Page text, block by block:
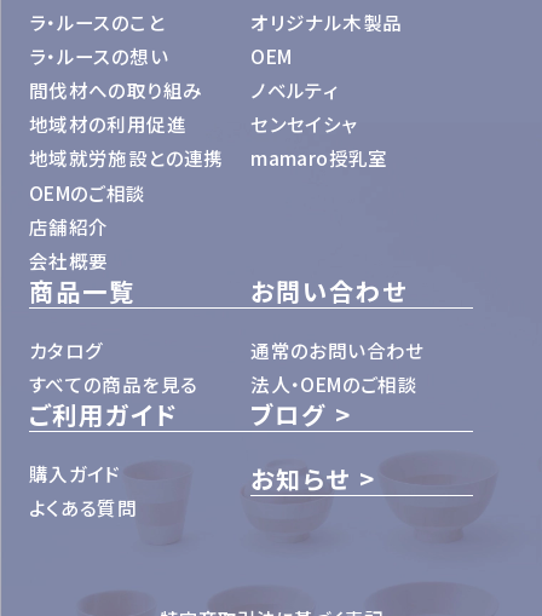
ラ・ルースのこと
ラ・ルースの想い
間伐材への取り組み
地域材の利用促進
地域就労施設との連携
OEMのご相談
店舗紹介
会社概要
オリジナル木製品
OEM
ノベルティ
センセイシャ
mamaro授乳室
商品一覧
カタログ
すべての商品を見る
お問い合わせ
通常のお問い合わせ
法人・OEMのご相談
ご利用ガイド
購入ガイド
よくある質問
ブログ
お知らせ